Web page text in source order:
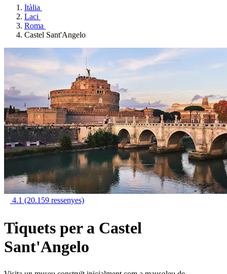
Itàlia
Laci
Roma
Castel Sant'Angelo
4.1 (20.159 ressenyes)
Tiquets per a Castel
Sant'Angelo